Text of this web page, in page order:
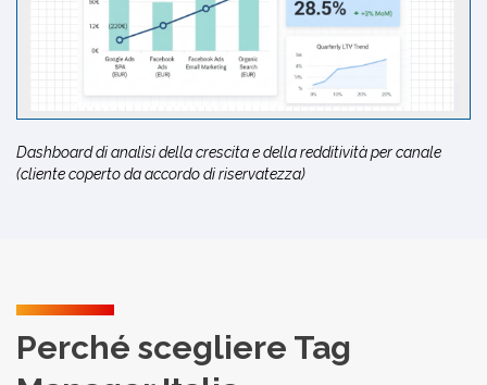
Dashboard di analisi della crescita e della redditività per canale
(cliente coperto da accordo di riservatezza)
Perché scegliere Tag